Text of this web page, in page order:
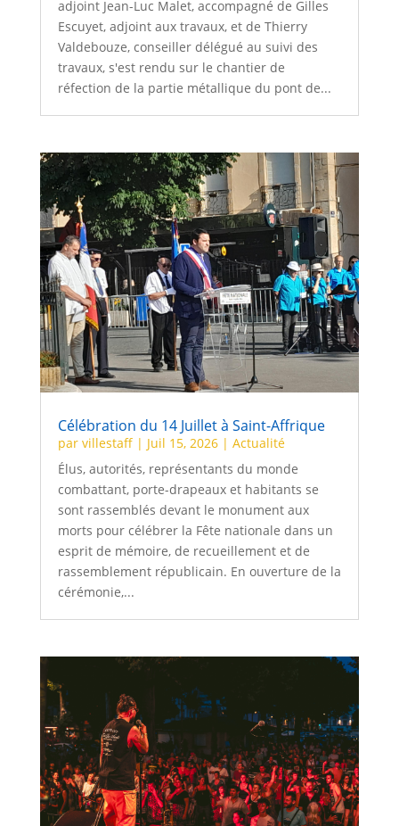
adjoint Jean-Luc Malet, accompagné de Gilles
Escuyet, adjoint aux travaux, et de Thierry
Valdebouze, conseiller délégué au suivi des
travaux, s'est rendu sur le chantier de
réfection de la partie métallique du pont de...
Célébration du 14 Juillet à Saint-Affrique
par villestaff| Juil 15, 2026| Actualité
Élus, autorités, représentants du monde
combattant, porte-drapeaux et habitants se
sont rassemblés devant le monument aux
morts pour célébrer la Fête nationale dans un
esprit de mémoire, de recueillement et de
rassemblement républicain. En ouverture de la
cérémonie,...